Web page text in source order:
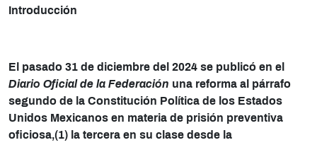
Introducción
El pasado 31 de diciembre del 2024 se publicó en el
Diario Oficial de la Federación una reforma al párrafo
segundo de la Constitución Política de los Estados
Unidos Mexicanos en materia de prisión preventiva
oficiosa,(1) la tercera en su clase desde la